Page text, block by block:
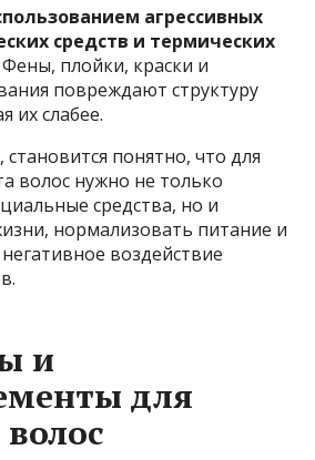
агрессивных
средств и термических
Фены, плойки, краски и
повреждают структуру
их слабее.
понятно, что для
волос нужно не только
средства, но и
нормализовать питание и
воздействие
и
для